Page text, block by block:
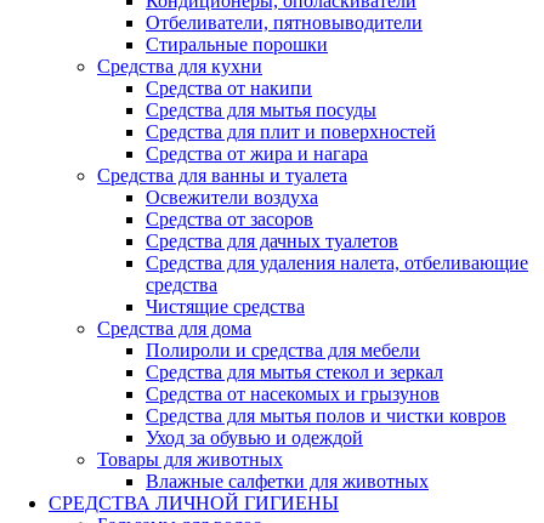
Отбеливатели, пятновыводители
Стиральные порошки
Средства для кухни
Средства от накипи
Средства для мытья посуды
Средства для плит и поверхностей
Средства от жира и нагара
Средства для ванны и туалета
Освежители воздуха
Средства от засоров
Средства для дачных туалетов
Средства для удаления налета, отбеливающие
средства
Чистящие средства
Средства для дома
Полироли и средства для мебели
Средства для мытья стекол и зеркал
Средства от насекомых и грызунов
Средства для мытья полов и чистки ковров
Уход за обувью и одеждой
Товары для животных
Влажные салфетки для животных
СРЕДСТВА ЛИЧНОЙ ГИГИЕНЫ